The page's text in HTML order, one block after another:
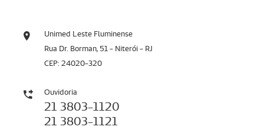
Unimed Leste Fluminense
Rua Dr. Borman, 51 - Niterói - RJ
CEP: 24020-320
Ouvidoria
21 3803-1120
21 3803-1121